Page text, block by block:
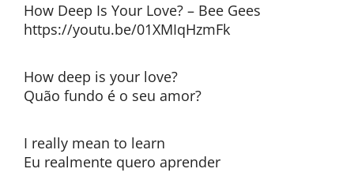
How Deep Is Your Love? – Bee Gees
https://youtu.be/01XMIqHzmFk
How deep is your love?
Quão fundo é o seu amor?
I really mean to learn
Eu realmente quero aprender